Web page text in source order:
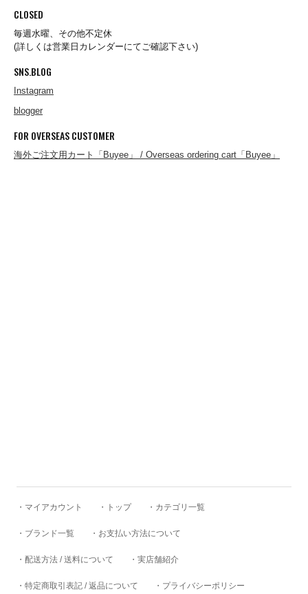
Good On
GS/TP
HARDIN KNITWEAR
HOSU
HTC
CLOSED
毎週水曜、その他不定休
(詳しくは営業日カレンダーにてご確認下さい)
SNS.BLOG
Instagram
blogger
FOR OVERSEAS CUSTOMER
海外ご注文用カート「Buyee」 / Overseas ordering cart「Buyee」
・マイアカウント ・トップ ・カテゴリ一覧
・ブランド一覧 ・お支払い方法について
・配送方法 / 送料について ・実店舗紹介
・特定商取引表記 / 返品について ・プライバシーポリシー